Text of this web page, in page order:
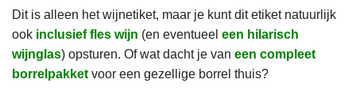
Dit is alleen het wijnetiket, maar je kunt dit etiket natuurlijk
ook inclusief fles wijn (en eventueel een hilarisch
wijnglas) opsturen. Of wat dacht je van een compleet
borrelpakket voor een gezellige borrel thuis?